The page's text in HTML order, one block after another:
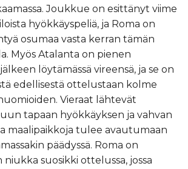
Joukkue on esittänyt viime
hyökkäyspeliä, ja Roma on
osumaa vasta kerran tämän
Myös Atalanta on pienen
löytämässä vireensä, ja se on
edellisestä ottelustaan kolme
Vieraat lähtevät
tapaan hyökkäyksen ja vahvan
maalipaikkoja tulee avautumaan
päädyssä. Roma on
suosikki ottelussa, jossa